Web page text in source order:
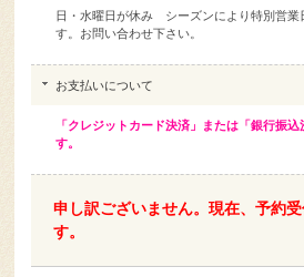
日・水曜日が休み シーズンにより特別営業
す。お問い合わせ下さい。
お支払いについて
「クレジットカード決済」または「銀行振
す。
申し訳ございません。現在、予約
す。